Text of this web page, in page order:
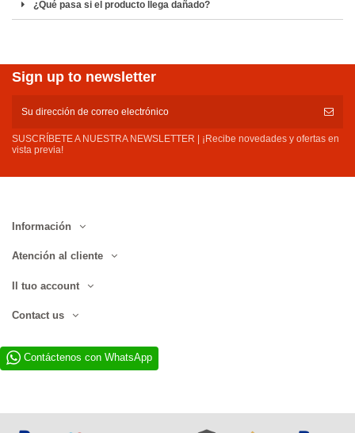
¿Qué pasa si el producto llega dañado?
Sign up to newsletter
SUSCRÍBETE A NUESTRA NEWSLETTER | ¡Recibe novedades y ofertas en
vista previa!
Información
Atención al cliente
Il tuo account
Contact us
Contáctenos con WhatsApp